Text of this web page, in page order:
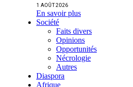
1 AOÛT 2026
En savoir plus
Société
Faits divers
Opinions
Opportunités
Nécrologie
Autres
Diaspora
Afrique